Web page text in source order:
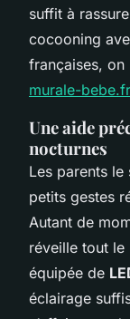
suffit à
cocooning
françaises, on
murale-
Une aide
nocturnes
Les parents
petits gestes
Autant de
réveille tout le
équipée de
éclairage